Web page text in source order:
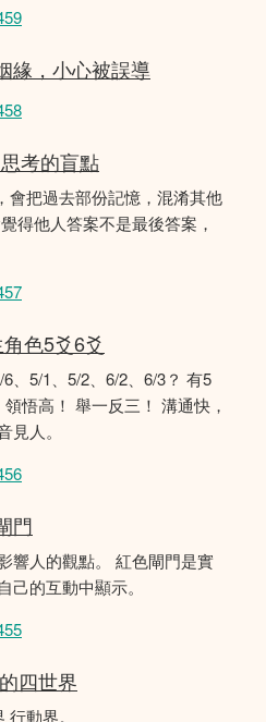
緣，小心被誤導
考的盲點
會把過去部份記憶，混淆其他
得他人答案不是最後答案，
色5爻6爻
、5/1、5/2、6/2、6/3？ 有5
悟高！ 舉一反三！ 溝通快，
人。
門
響人的觀點。 紅色閘門是實
的互動中顯示。
四世界
動界。